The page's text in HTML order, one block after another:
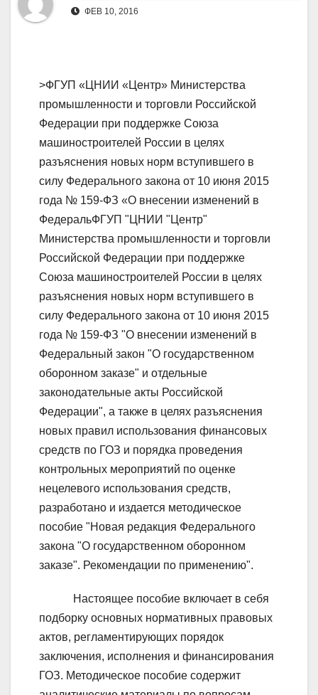
ФЕВ 10, 2016
>ФГУП «ЦНИИ «Центр» Министерства
промышленности и торговли Российской
Федерации при поддержке Союза
машиностроителей России в целях
разъяснения новых норм вступившего в
силу Федерального закона от 10 июня 2015
года № 159-ФЗ «О внесении изменений в
ФедеральФГУП "ЦНИИ "Центр"
Министерства промышленности и торговли
Российской Федерации при поддержке
Союза машиностроителей России в целях
разъяснения новых норм вступившего в
силу Федерального закона от 10 июня 2015
года № 159-ФЗ "О внесении изменений в
Федеральный закон "О государственном
оборонном заказе" и отдельные
законодательные акты Российской
Федерации", а также в целях разъяснения
новых правил использования финансовых
средств по ГОЗ и порядка проведения
контрольных мероприятий по оценке
нецелевого использования средств,
разработано и издается методическое
пособие "Новая редакция Федерального
закона "О государственном оборонном
заказе". Рекомендации по применению".
Настоящее пособие включает в себя
подборку основных нормативных правовых
актов, регламентирующих порядок
заключения, исполнения и финансирования
ГОЗ. Методическое пособие содержит